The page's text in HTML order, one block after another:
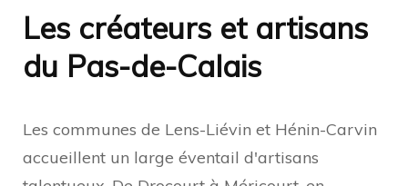
Les créateurs et artisans
du Pas-de-Calais
Les communes de Lens-Liévin et Hénin-Carvin
accueillent un large éventail d'artisans